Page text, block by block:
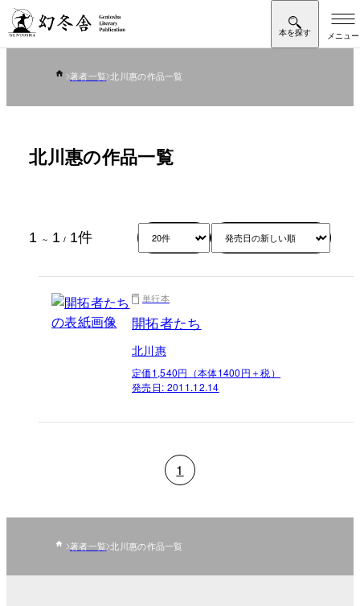
著者一覧 北川惠の作品一覧
北川惠の作品一覧
1 ～ 1 / 1件
単行本
開拓者たち
北川惠
定価1,540円（本体1400円＋税）
発売日: 2011.12.14
1
著者一覧 北川惠の作品一覧